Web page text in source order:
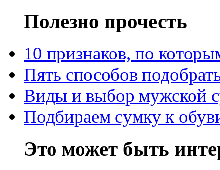
Полезно прочесть
10 признаков, по
Пять способов
Виды и выбор мужской
Подбираем сумку к
Это может быть